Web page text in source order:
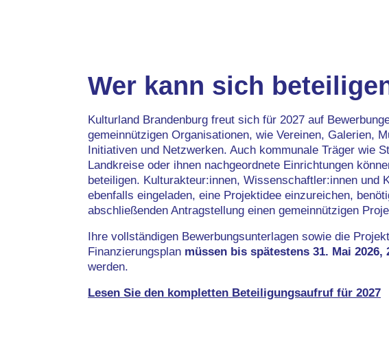
Wer kann sich
Kulturland Brandenburg freut sich für 2027 auf
gemeinnützigen Organisationen, wie Vereinen, Galerien,
Initiativen und Netzwerken. Auch kommunale Träger wie
Landkreise oder ihnen nachgeordnete Einrichtungen
beteiligen. Kulturakteur:innen, Wissenschaftler:innen und
ebenfalls eingeladen, eine Projektidee einzureichen,
abschließenden Antragstellung einen gemeinnützigen
Ihre vollständigen Bewerbungsunterlagen sowie die
Finanzierungsplan müssen bis spätestens 31. Mai 2026,
werden.
Lesen Sie den kompletten Beteiligungsaufruf für 2027